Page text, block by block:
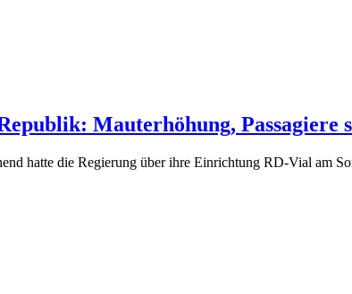
Mauterhöhung,
hatte die Regierung über ihre Einrichtung RD-Vial am